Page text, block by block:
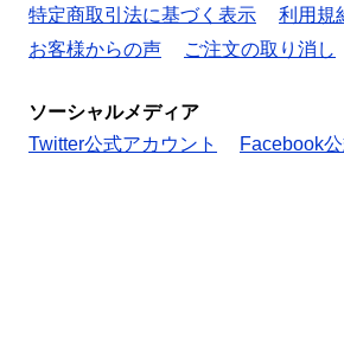
特定商取引法に基づく表示
利用規
お客様からの声
ご注文の取り消し
ソーシャルメディア
Twitter公式アカウント
Facebook